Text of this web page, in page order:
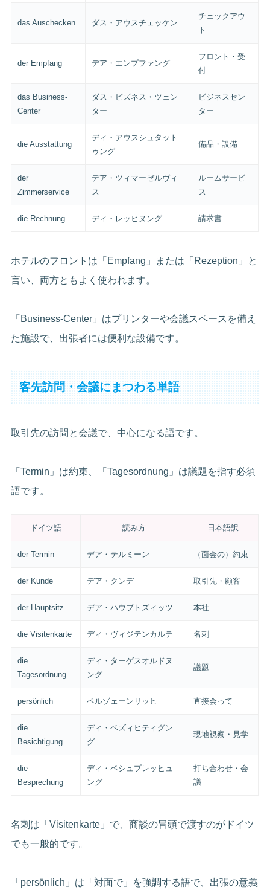
das Auschecken ダス・アウスチェッケン
チェックアウ
ト
der Empfang デア・エンプファング
フロント・受
付
das Business-
Center
ダス・ビズネス・ツェン
ター
ビジネスセン
ター
die Ausstattung
ディ・アウスシュタット
ゥング
備品・設備
der
Zimmerservice
デア・ツィマーゼルヴィ
ス
ルームサービ
ス
die Rechnung ディ・レッヒヌング 請求書
ホテルのフロントは「Empfang」または「Rezeption」と
言い、両方ともよく使われます。
「Business-Center」はプリンターや会議スペースを備え
た施設で、出張者には便利な設備です。
客先訪問・会議にまつわる単語
取引先の訪問と会議で、中心になる語です。
「Termin」は約束、「Tagesordnung」は議題を指す必須
語です。
ドイツ語 読み方 日本語訳
der Termin デア・テルミーン （面会の）約束
der Kunde デア・クンデ 取引先・顧客
der Hauptsitz デア・ハウプトズィッツ 本社
die Visitenkarte ディ・ヴィジテンカルテ 名刺
die
Tagesordnung
ディ・ターゲスオルドヌ
ング
議題
persönlich ペルゾェーンリッヒ 直接会って
die
Besichtigung
ディ・ベズィヒティグン
グ
現地視察・見学
die
Besprechung
ディ・ベシュプレッヒュ
ング
打ち合わせ・会
議
名刺は「Visitenkarte」で、商談の冒頭で渡すのがドイツ
でも一般的です。
「persönlich」は「対面で」を強調する語で、出張の意義